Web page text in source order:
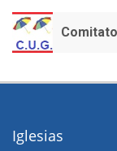
Iglesias